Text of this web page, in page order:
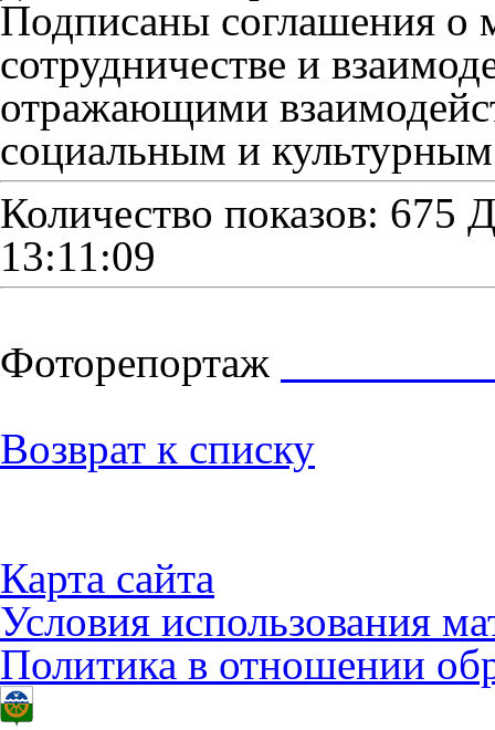
Подписаны соглашения
сотрудничестве и
отражающими
социальным и
Количество показов: 675
13:11:09
Фоторепортаж
Возврат к списку
Карта сайта
Условия использования
Политика в отношении